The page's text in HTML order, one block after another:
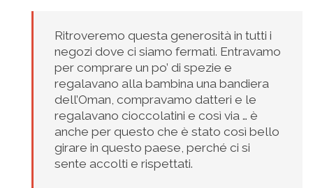
Ritroveremo questa generosità in tutti i
negozi dove ci siamo fermati. Entravamo
per comprare un po’ di spezie e
regalavano alla bambina una bandiera
dell’Oman, compravamo datteri e le
regalavano cioccolatini e così via … è
anche per questo che è stato così bello
girare in questo paese, perché ci si
sente accolti e rispettati.